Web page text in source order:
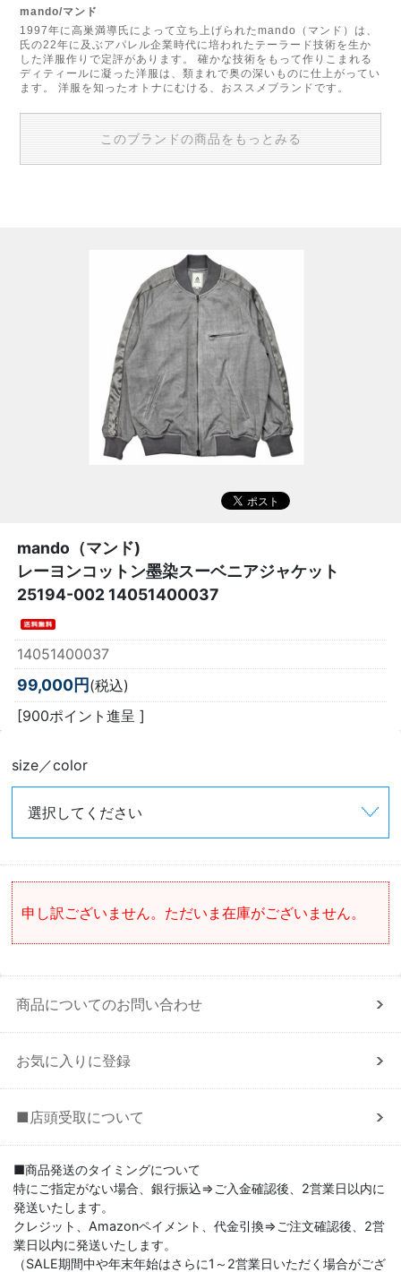
mando/マンド
1997年に高巣満導氏によって立ち上げられたmando（マンド）は、
氏の22年に及ぶアパレル企業時代に培われたテーラード技術を生か
した洋服作りで定評があります。 確かな技術をもって作りこまれる
ディティールに凝った洋服は、類まれで奥の深いものに仕上がってい
ます。 洋服を知ったオトナにむける、おススメブランドです。
このブランドの商品をもっとみる
mando（マンド)
レーヨンコットン墨染スーベニアジャケット
25194-002 14051400037
14051400037
99,000円 (税込)
[900ポイント進呈 ]
size／color
申し訳ございません。ただいま在庫がございません。
商品についてのお問い合わせ
お気に入りに登録
■店頭受取について
■商品発送のタイミングについて
特にご指定がない場合、銀行振込⇒ご入金確認後、2営業日以内に
発送いたします。
クレジット、Amazonペイメント、代金引換⇒ご注文確認後、2営
業日以内に発送いたします。
（SALE期間中や年末年始はさらに1～2営業日いただく場合がござ